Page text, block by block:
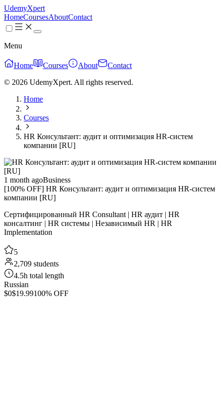
UdemyXpert
HomeCoursesAboutContact
Menu
Home Courses About
Contact
© 2026 UdemyXpert. All rights reserved.
Home
Courses
HR Консультант: аудит и оптимизация HR-систем
компании [RU]
1 month agoBusiness
[100% OFF] HR Консультант: аудит и оптимизация HR-систем
компании [RU]
Сертифицированный HR Consultant | HR аудит | HR
консалтинг | HR системы | Независимый HR | HR
Implementation
5
2,709 students
4.5h total length
Russian
$0$19.99100% OFF